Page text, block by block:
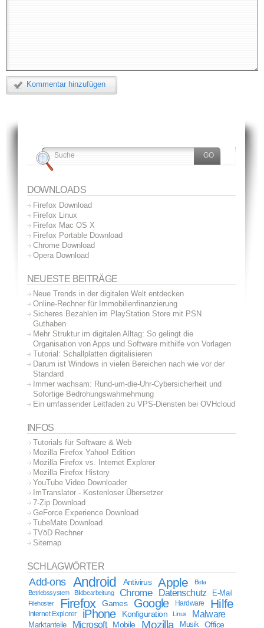
Kommentar hinzufügen
DOWNLOADS
Firefox Download
Firefox Linux
Firefox Mac OS X
Firefox Portable Download
Chrome Download
Opera Download
NEUESTE BEITRÄGE
Neue Trends in der digitalen Welt entdecken
Online-Rechner für Immobilienfinanzierung
Sicheres Bezahlen im PlayStation Store mit PSN
Guthaben
Mehr Struktur im digitalen Alltag: So gelingt die
Organisation von Apps und Software mithilfe von Vorlagen
Tutorial: Schallplatten digitalisieren
Darum ist Windows in vielen Bereichen nach wie vor der
Standard
Immer wachsam: Rund-um-die-Uhr-Cybersicherheit und
Sofortige Bedrohungswahrnehmung
Ein umfassender Leitfaden zu VPS-Diensten bei OVHcloud
INFOS
Tutorials für Software & Web
Mozilla Firefox Yahoo! Edition
Mozilla Firefox vs. Internet Explorer
Mozilla Firefox History
YouTube Video Downloader
ImTranslator - Kostenloser Übersetzer
7-Zip Download
GeForce Experience Download
TubeMate Download
TVöD Rechner
Sitemap
SCHLAGWÖRTER
Add-ons Android Antivirus Apple
Beta
Betriebssystem
Bildbearbeitung Chrome Datenschutz E-Mail
Filehoster Firefox Games Google Hardware Hilfe
Internet Explorer iPhone Konfiguration Linux Malware
Marktanteile Microsoft Mobile Mozilla Musik Office